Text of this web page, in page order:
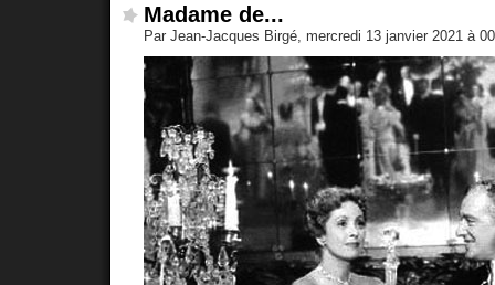
Madame de...
Par Jean-Jacques Birgé, mercredi 13 janvier 2021 à